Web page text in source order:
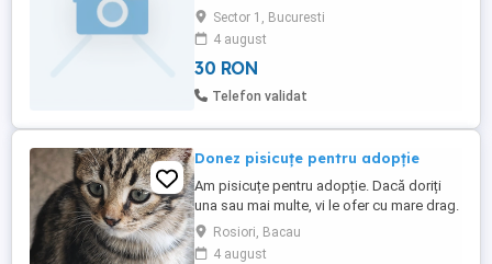
necondiționată. Doresc sa fiu pet sitter
pentru animalului tău.
Sector 1, Bucuresti
4 august
30 RON
Telefon validat
Donez pisicuțe pentru adopție
Am pisicuțe pentru adopție. Dacă doriți
una sau mai multe, vi le ofer cu mare drag.
Detalii la telefon. Asigur transportul dacă
locuiți in Bacău.
Rosiori, Bacau
4 august